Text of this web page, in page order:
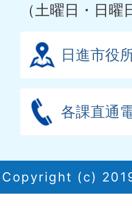
（土曜日・日
日進市役
各課直通
Copyright (c)